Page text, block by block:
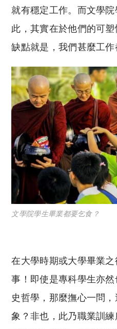
就有穩定工作。而文學
此，其實在於他們的可
缺點就是，我們甚麼工作
文學院學生畢業都要乞食？
在大學時期或大學畢業
事！即使是專科學生亦
史哲學，那麼撫心一問
象？非也，此乃職業訓